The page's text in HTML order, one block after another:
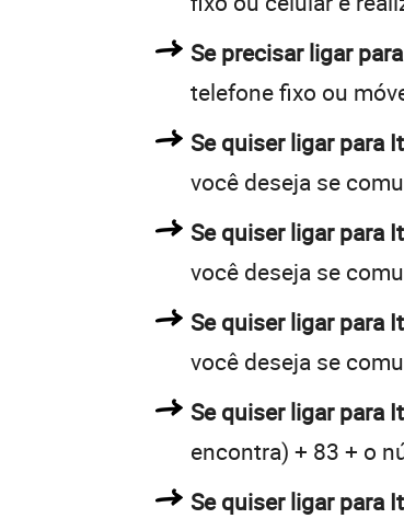
Se precisar ligar
telefone fixo ou
Se quiser ligar para
você deseja se
Se quiser ligar para
você deseja se
Se quiser ligar para
você deseja se
Se quiser ligar para
encontra) + 83 + o
Se quiser ligar para